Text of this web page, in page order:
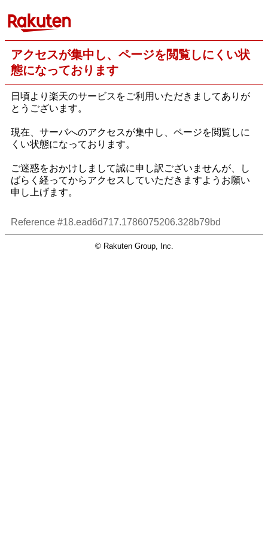
アクセスが集中し、ページを閲覧しにくい状
態になっております
日頃より楽天のサービスをご利用いただきましてありが
とうございます。
現在、サーバへのアクセスが集中し、ページを閲覧しに
くい状態になっております。
ご迷惑をおかけしまして誠に申し訳ございませんが、し
ばらく経ってからアクセスしていただきますようお願い
申し上げます。
Reference #18.ead6d717.1786075206.328b79bd
© Rakuten Group, Inc.